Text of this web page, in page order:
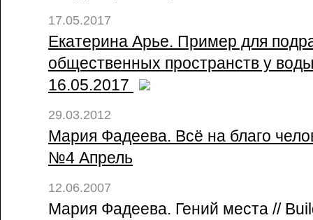
17.05.2017
Екатерина Арье. Пример для
общественных пространств у
16.05.2017
29.03.2012
Мария Фадеева. Всё на благо
№4 Апрель
12.06.2007
Мария Фадеева. Гений места //